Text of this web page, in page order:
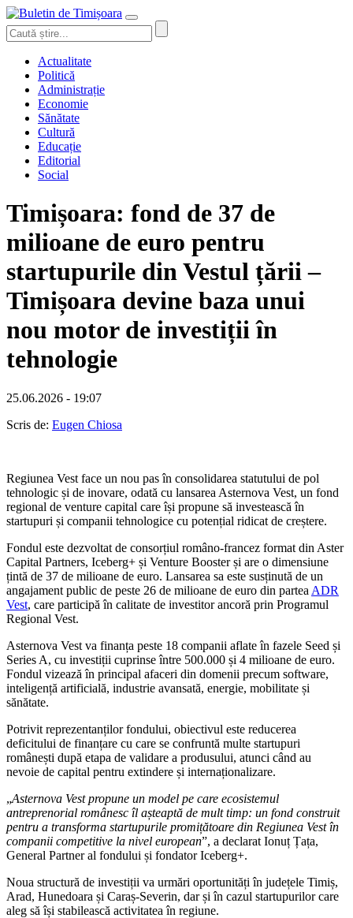
Actualitate
Politică
Administrație
Economie
Sănătate
Cultură
Educație
Editorial
Social
Timișoara: fond de 37 de
milioane de euro pentru
startupurile din Vestul țării –
Timișoara devine baza unui
nou motor de investiții în
tehnologie
25.06.2026 - 19:07
Scris de: Eugen Chiosa
Regiunea Vest face un nou pas în consolidarea statutului de pol
tehnologic și de inovare, odată cu lansarea Asternova Vest, un fond
regional de venture capital care își propune să investească în
startupuri și companii tehnologice cu potențial ridicat de creștere.
Fondul este dezvoltat de consorțiul româno-francez format din Aster
Capital Partners, Iceberg+ și Venture Booster și are o dimensiune
țintă de 37 de milioane de euro. Lansarea sa este susținută de un
angajament public de peste 26 de milioane de euro din partea ADR
Vest, care participă în calitate de investitor ancoră prin Programul
Regional Vest.
Asternova Vest va finanța peste 18 companii aflate în fazele Seed și
Series A, cu investiții cuprinse între 500.000 și 4 milioane de euro.
Fondul vizează în principal afaceri din domenii precum software,
inteligență artificială, industrie avansată, energie, mobilitate și
sănătate.
Potrivit reprezentanților fondului, obiectivul este reducerea
deficitului de finanțare cu care se confruntă multe startupuri
românești după etapa de validare a produsului, atunci când au
nevoie de capital pentru extindere și internaționalizare.
„Asternova Vest propune un model pe care ecosistemul
antreprenorial românesc îl așteaptă de mult timp: un fond construit
pentru a transforma startupurile promițătoare din Regiunea Vest în
companii competitive la nivel european”, a declarat Ionuț Țața,
General Partner al fondului și fondator Iceberg+.
Noua structură de investiții va urmări oportunități în județele Timiș,
Arad, Hunedoara și Caraș-Severin, dar și în cazul startupurilor care
aleg să își stabilească activitatea în regiune.